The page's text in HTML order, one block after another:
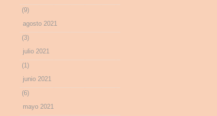
(9)
agosto 2021
(3)
julio 2021
(1)
junio 2021
(6)
mayo 2021